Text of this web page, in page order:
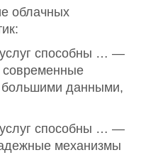
облачных
способны … —
современные
большими данными,
способны … —
механизмы